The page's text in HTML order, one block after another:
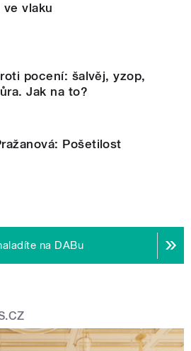
ve vlaku
pocení: šalvěj, yzop,
Jak na to?
Pošetilost
na DABu